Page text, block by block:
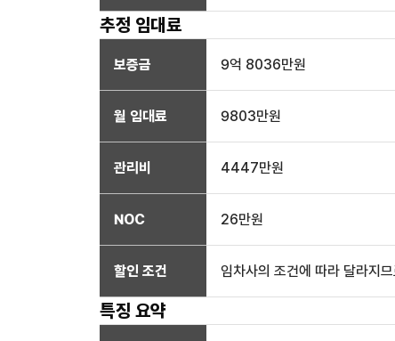
추정 임대료
보증금 9억 8036만원
월 임대료 9803만원
관리비 4447만원
NOC 26만원
할인 조건 임차사의 조건에 따라 달라지
특징 요약